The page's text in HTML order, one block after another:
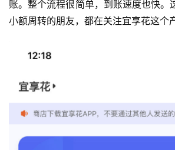
账。整个流程很简单，到账速度也快。
小额周转的朋友，都在关注宜享花这个